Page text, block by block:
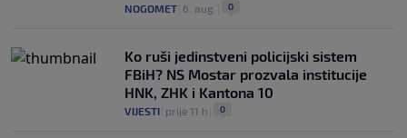
NOGOMET 6. aug. 0
Ko ruši jedinstveni policijski sistem
FBiH? NS Mostar prozvala institucije
HNK, ZHK i Kantona 10
VIJESTI prije 11 h 0